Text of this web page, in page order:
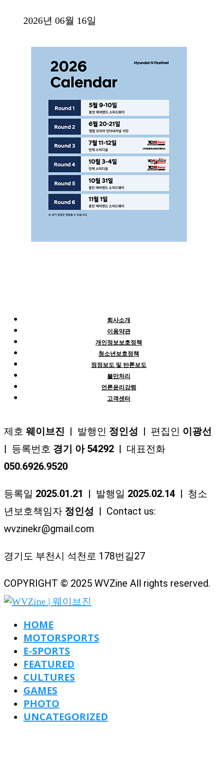
2026년 06월 16일
회사소개
이용약관
개인정보보호정책
청소년보호정책
정정보도 및 반론보도
불만처리
언론윤리강령
고객센터
제호 웨이브진 | 발행인 정인성 | 편집인 이광선
| 등록번호 경기 아 54292 | 대표전화
050.6926.9520
등록일 2025.01.21 | 발행일 2025.02.14 | 청소
년보호책임자 정인성 | Contact us:
wvzinekr@gmail.com
경기도 부천시 석천로 178번길27
COPYRIGHT © 2025 WVZine All rights reserved.
HOME
MOTORSPORTS
E-SPORTS
FEATURED
CULTURES
GAMES
PHOTO
UNCATEGORIZED